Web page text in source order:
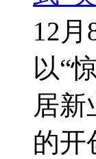
12
以“
居
的开